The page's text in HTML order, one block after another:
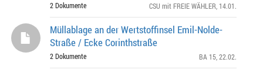
2 Dokumente CSU mit FREIE WÄHLER , 14.01.
Müllablage an der Wertstoffinsel Emil-Nolde-
Straße / Ecke Corinthstraße
2 Dokumente BA 15 , 22.02.